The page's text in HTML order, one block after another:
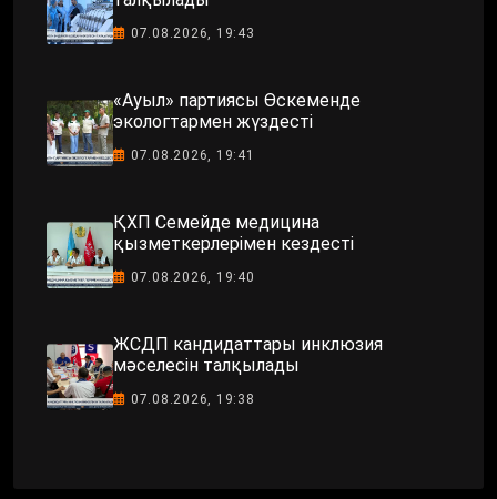
07.08.2026, 19:43
«Ауыл» партиясы Өскеменде
экологтармен жүздесті
07.08.2026, 19:41
ҚХП Семейде медицина
қызметкерлерімен кездесті
07.08.2026, 19:40
ЖСДП кандидаттары инклюзия
мәселесін талқылады
07.08.2026, 19:38